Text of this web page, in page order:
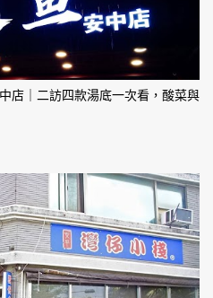
店｜二訪四款湯底一次看，酸菜與